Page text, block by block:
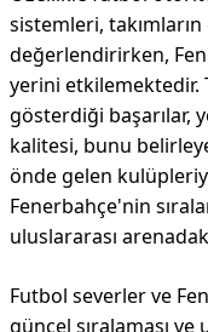
sistemleri,
değerlendirirken,
yerini etkilemektedir.
gösterdiği başarılar,
kalitesi, bunu
önde gelen
Fenerbahçe'nin
uluslararası
Futbol severler ve
güncel sıralaması ve